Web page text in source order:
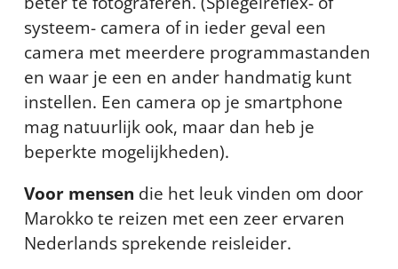
systeem- camera of in ieder geval een
camera met meerdere programmastanden
en waar je een en ander handmatig kunt
instellen. Een camera op je smartphone
mag natuurlijk ook, maar dan heb je
beperkte mogelijkheden).
Voor mensen die het leuk vinden om door
Marokko te reizen met een zeer ervaren
Nederlands sprekende reisleider.